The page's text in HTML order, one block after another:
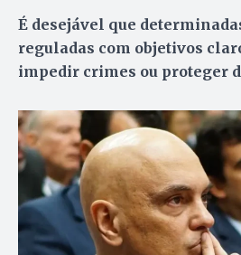
É desejável que
reguladas com objetivos
impedir crimes ou proteger